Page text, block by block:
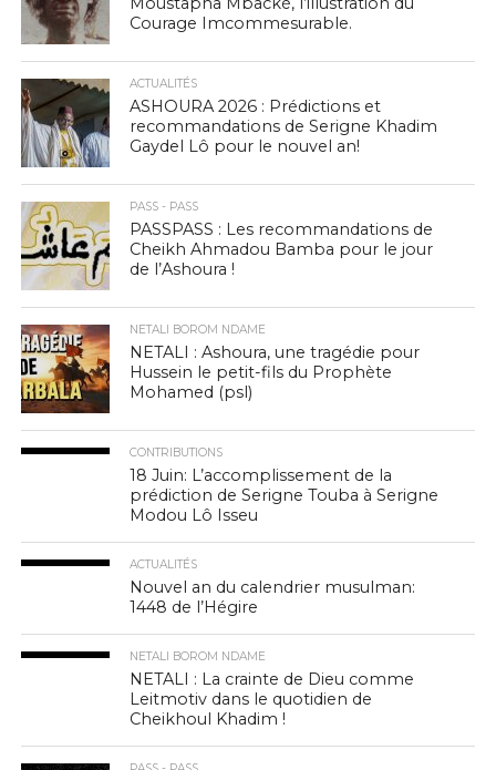
Courage Imcommesurable.
ACTUALITÉS
ASHOURA 2026 : Prédictions et
recommandations de Serigne Khadim
Gaydel Lô pour le nouvel an!
PASS - PASS
PASSPASS : Les recommandations de
Cheikh Ahmadou Bamba pour le jour
de l’Ashoura !
NETALI BOROM NDAME
NETALI : Ashoura, une tragédie pour
Hussein le petit-fils du Prophète
Mohamed (psl)
CONTRIBUTIONS
18 Juin: L’accomplissement de la
prédiction de Serigne Touba à Serigne
Modou Lô Isseu
ACTUALITÉS
Nouvel an du calendrier musulman:
1448 de l’Hégire
NETALI BOROM NDAME
NETALI : La crainte de Dieu comme
Leitmotiv dans le quotidien de
Cheikhoul Khadim !